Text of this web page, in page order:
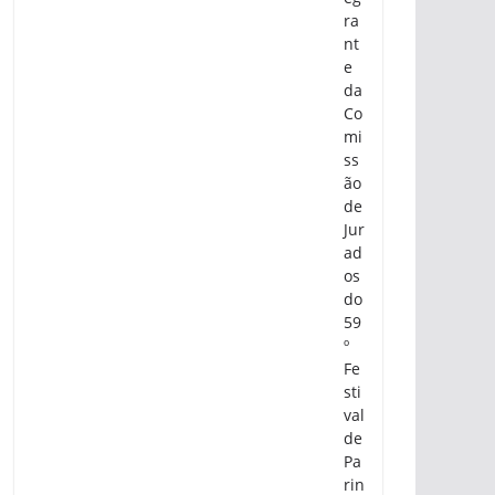
ra
nt
e
da
Co
mi
ss
ão
de
Jur
ad
os
do
59
º
Fe
sti
val
de
Pa
rin